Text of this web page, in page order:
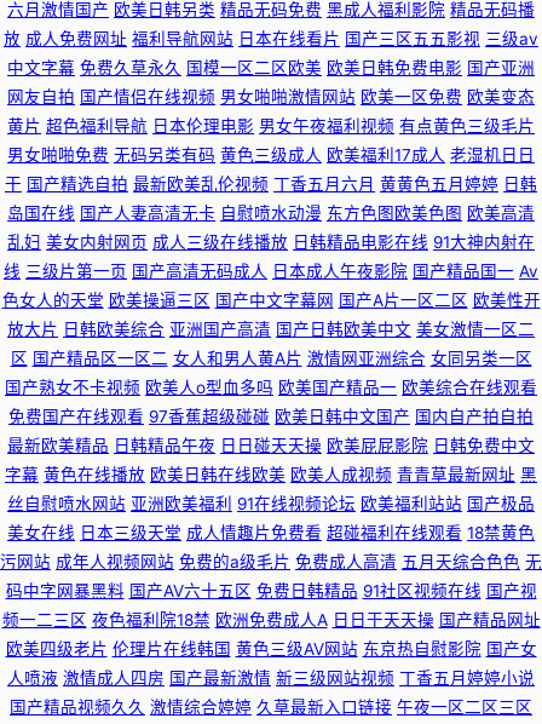
六月激情国产 欧美日韩另类 精品无码免费 黑成人福利影院 精品无码播
放 成人免费网址 福利导航网站 日本在线看片 国产三区五五影视 三级av
中文字幕 免费久草永久 国模一区二区欧美 欧美日韩免费电影 国产亚洲
网友自拍 国产情侣在线视频 男女啪啪激情网站 欧美一区免费 欧美变态
黄片 超色福利导航 日本伦理电影 男女午夜福利视频 有点黄色三级毛片
男女啪啪免费 无码另类有码 黄色三级成人 欧美福利17成人 老湿机日日
干 国产精选自拍 最新欧美乱伦视频 丁香五月六月 黄黄色五月婷婷 日韩
岛国在线 国产人妻高清无卡 自慰喷水动漫 东方色图欧美色图 欧美高清
乱妇 美女内射网页 成人三级在线播放 日韩精品电影在线 91大神内射在
线 三级片第一页 国产高清无码成人 日本成人午夜影院 国产精品国一 Av
色女人的天堂 欧美操逼三区 国产中文字幕网 国产A片一区二区 欧美性开
放大片 日韩欧美综合 亚洲国产高清 国产日韩欧美中文 美女激情一区二
区 国产精品区一区二 女人和男人黄A片 激情网亚洲综合 女同另类一区
国产熟女不卡视频 欧美人o型血多吗 欧美国产精品一 欧美综合在线观看
免费国产在线观看 97香蕉超级碰碰 欧美日韩中文国产 国内自产拍自拍
最新欧美精品 日韩精品午夜 日日碰天天操 欧美屁屁影院 日韩免费中文
字幕 黄色在线播放 欧美日韩在线欧美 欧美人成视频 青青草最新网址 黑
丝自慰喷水网站 亚洲欧美福利 91在线视频论坛 欧美福利站站 国产极品
美女在线 日本三级天堂 成人情趣片免费看 超碰福利在线观看 18禁黄色
污网站 成年人视频网站 免费的a级毛片 免费成人高清 五月天综合色色 无
码中字网暴黑料 国产AV六十五区 免费日韩精品 91社区视频在线 国产视
频一二三区 夜色福利院18禁 欧洲免费成人A 日日干天天操 国产精品网址
欧美四级老片 伦理片在线韩国 黄色三级AV网站 东京热自慰影院 国产女
人喷液 激情成人四房 国产最新激情 新三级网站视频 丁香五月婷婷小说
国产精品视频久久 激情综合婷婷 久草最新入口链接 午夜一区二区三区